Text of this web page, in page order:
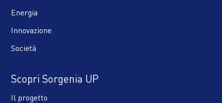
Energia
Innovazione
Società
Scopri Sorgenia UP
Il progetto